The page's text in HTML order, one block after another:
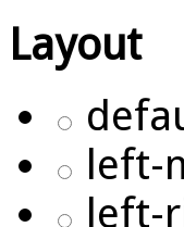
Layout
left-
left-